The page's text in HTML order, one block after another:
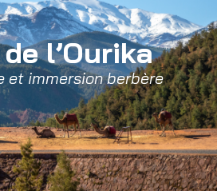
l’Ourika
et immersion berbère